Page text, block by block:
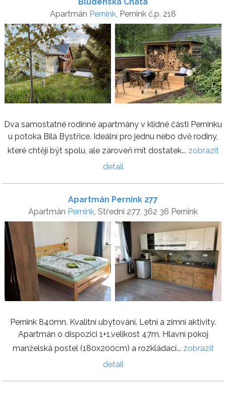
Apartmán Pernink, Pernink č.p. 218
Dva samostatné rodinné apartmány v klidné části Perninku
u potoka Bílá Bystřice. Ideální pro jednu nebo dvě rodiny,
které chtějí být spolu, ale zároveň mít dostatek... zobrazit
detail
Apartmán Pernink 277
Apartmán Pernink, Střední 277, 362 36 Pernink
Pernink 840mn. Kvalitní ubytování. Letní a zimní aktivity.
Apartmán o dispozici 1+1,velikost 47m. Hlavní pokoj
manželská postel (180x200cm) a rozkládací... zobrazit
detail